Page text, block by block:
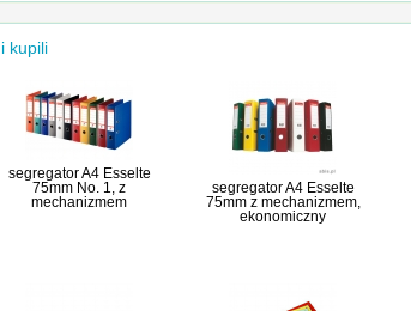
kupili
segregator A4 Esselte
75mm No. 1, z
mechanizmem
segregator A4 Esselte
75mm z mechanizmem,
ekonomiczny